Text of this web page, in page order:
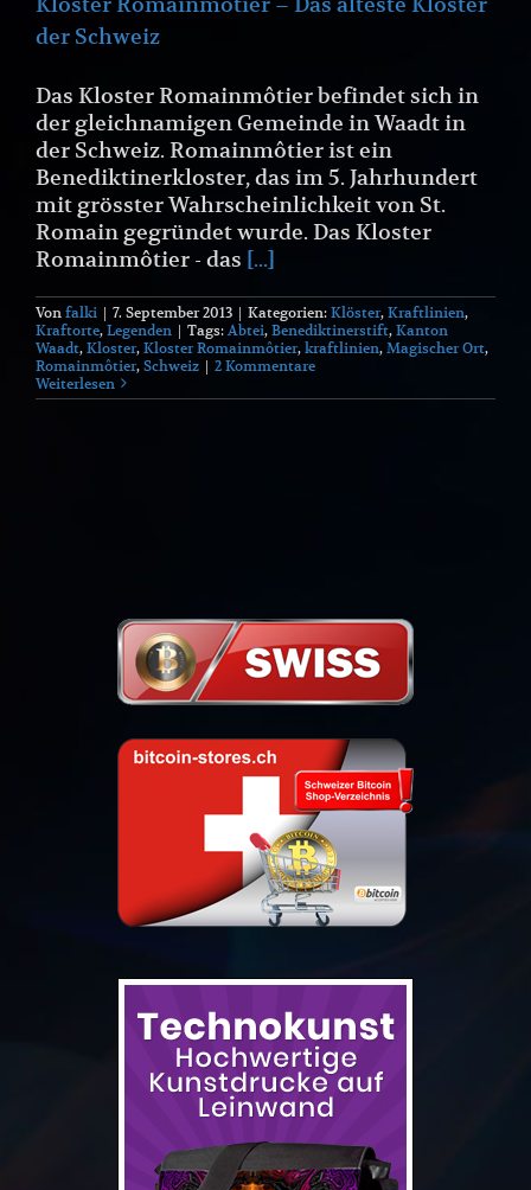
der Schweiz
Das Kloster Romainmôtier befindet sich in
der gleichnamigen Gemeinde in Waadt in
der Schweiz. Romainmôtier ist ein
Benediktinerkloster, das im 5. Jahrhundert
mit grösster Wahrscheinlichkeit von St.
Romain gegründet wurde. Das Kloster
Romainmôtier - das [...]
Von falki | 7. September 2013 | Kategorien: Klöster, Kraftlinien,
Kraftorte, Legenden | Tags: Abtei, Benediktinerstift, Kanton
Waadt, Kloster, Kloster Romainmôtier, kraftlinien, Magischer Ort,
Romainmôtier, Schweiz | 2 Kommentare
Weiterlesen